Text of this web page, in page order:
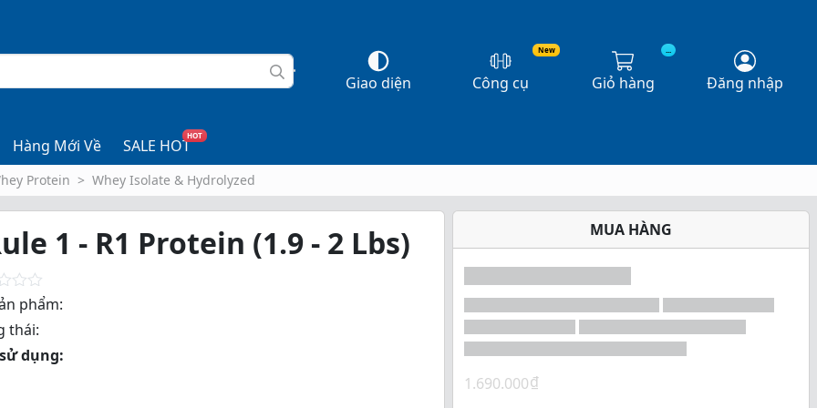
Giao diện
New
Công cụ
...
Giỏ hàng Đăng nhập
Hàng Mới Về SALE HOT
HOT
Protein Whey Isolate & Hydrolyzed
1 - R1 Protein (1.9 - 2 Lbs)
phẩm:
thái:
dụng:
MUA HÀNG
1.690.000₫